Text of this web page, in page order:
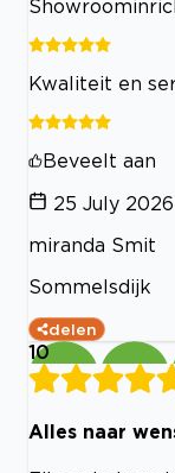
Kwaliteit en
Beveelt aan
25 July 2026
miranda Smit
Sommelsdijk
delen
10
Alles naar